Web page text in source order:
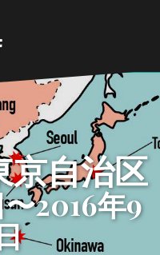
自治区
〜2016年9